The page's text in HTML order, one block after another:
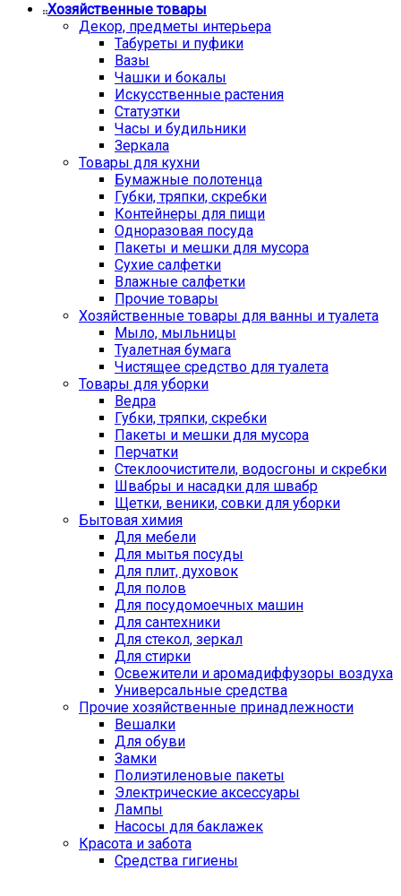
Хозяйственные товары
Декор, предметы интерьера
Табуреты и пуфики
Вазы
Чашки и бокалы
Искусственные растения
Статуэтки
Часы и будильники
Зеркала
Товары для кухни
Бумажные полотенца
Губки, тряпки, скребки
Контейнеры для пищи
Одноразовая посуда
Пакеты и мешки для мусора
Сухие салфетки
Влажные салфетки
Прочие товары
Хозяйственные товары для ванны и туалета
Мыло, мыльницы
Туалетная бумага
Чистящее средство для туалета
Товары для уборки
Ведра
Губки, тряпки, скребки
Пакеты и мешки для мусора
Перчатки
Стеклоочистители, водосгоны и скребки
Швабры и насадки для швабр
Щетки, веники, совки для уборки
Бытовая химия
Для мебели
Для мытья посуды
Для плит, духовок
Для полов
Для посудомоечных машин
Для сантехники
Для стекол, зеркал
Для стирки
Освежители и аромадиффузоры воздуха
Универсальные средства
Прочие хозяйственные принадлежности
Вешалки
Для обуви
Замки
Полиэтиленовые пакеты
Электрические аксессуары
Лампы
Насосы для баклажек
Красота и забота
Средства гигиены